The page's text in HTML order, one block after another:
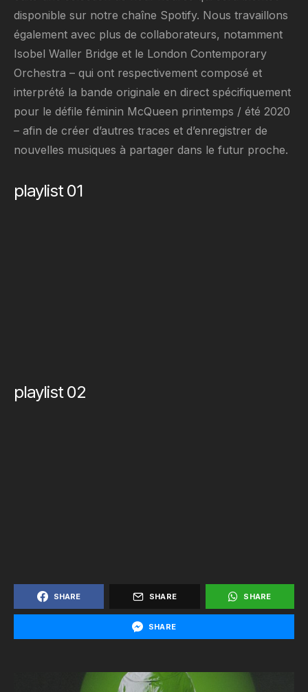
disponible sur notre chaîne Spotify. Nous travaillons
également avec plus de collaborateurs, notamment
Isobel Waller Bridge et le London Contemporary
Orchestra – qui ont respectivement composé et
interprété la bande originale en direct spécifiquement
pour le défile féminin McQueen printemps / été 2020
– afin de créer d’autres traces et d’enregistrer de
nouvelles musiques à partager dans le futur proche.
playlist 01
playlist 02
SHARE SHARE SHARE
SHARE